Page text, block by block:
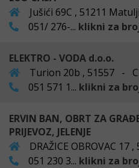
Jušići 69C , 51211
051/ 276-... klikni za
ELEKTRO - VODA d.o.o.
Turion 20b , 51557 -
051 571 1... klikni za
ERVIN BAN, OBRT ZA
PRIJEVOZ, JELENJE
DRAŽICE OBROVAC
051 230 3... klikni za